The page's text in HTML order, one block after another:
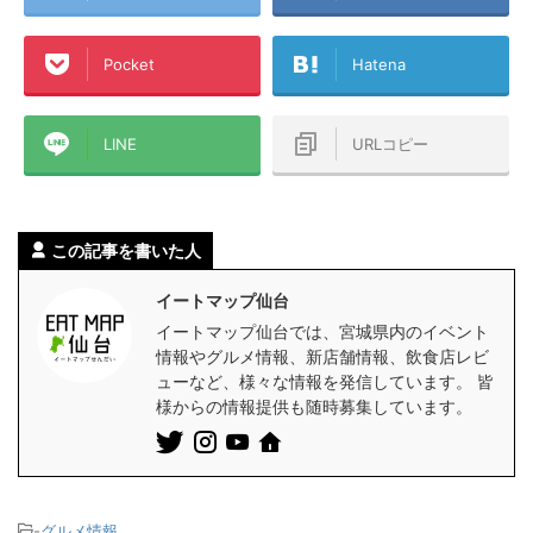
Pocket Hatena
LINE URLコピー
この記事を書いた人
イートマップ仙台
イートマップ仙台では、宮城県内のイベント
情報やグルメ情報、新店舗情報、飲食店レビ
ューなど、様々な情報を発信しています。 皆
様からの情報提供も随時募集しています。